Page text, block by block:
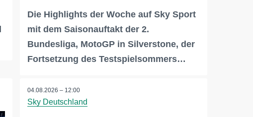
Die Highlights der Woche auf Sky Sport
mit dem Saisonauftakt der 2.
Bundesliga, MotoGP in Silverstone, der
Fortsetzung des Testspielsommers…
04.08.2026 – 12:00
Sky Deutschland